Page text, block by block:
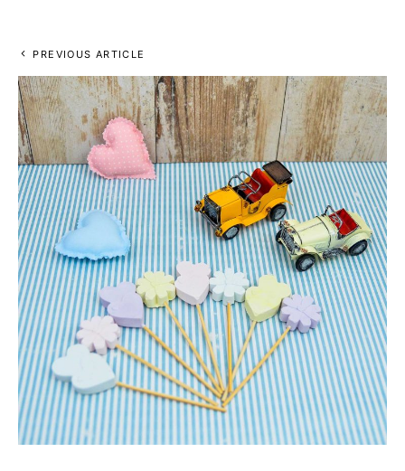
PREVIOUS ARTICLE